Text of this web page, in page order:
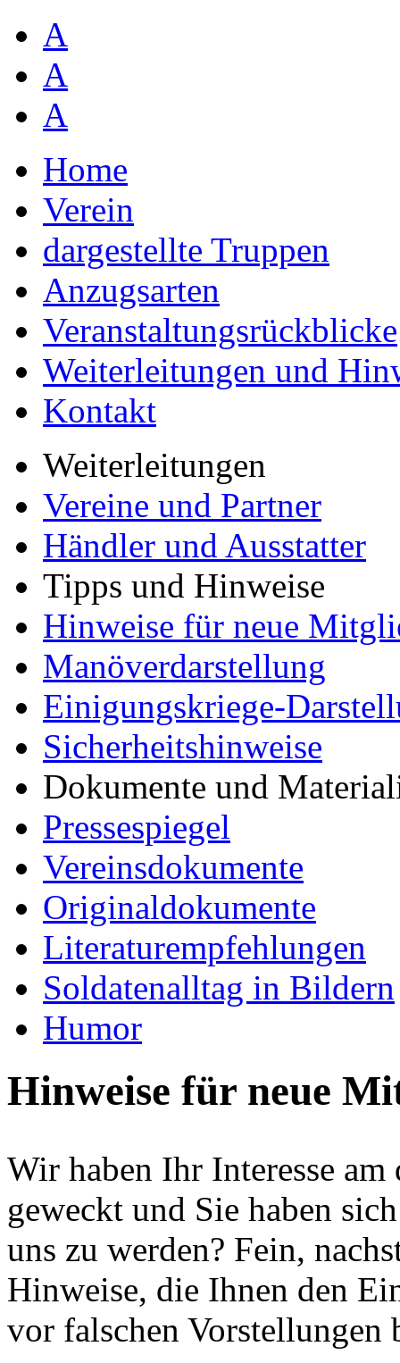
A
A
A
Home
Verein
dargestellte Truppen
Anzugsarten
Veranstaltungsrückblicke
Weiterleitungen und
Kontakt
Weiterleitungen
Vereine und Partner
Händler und Ausstatter
Tipps und Hinweise
Hinweise für neue
Manöverdarstellung
Einigungskriege-
Sicherheitshinweise
Dokumente und
Pressespiegel
Vereinsdokumente
Originaldokumente
Literaturempfehlungen
Soldatenalltag in Bildern
Humor
Hinweise für neue
Wir haben Ihr Interesse
geweckt und Sie haben
uns zu werden? Fein,
Hinweise, die Ihnen den
vor falschen Vorstellungen